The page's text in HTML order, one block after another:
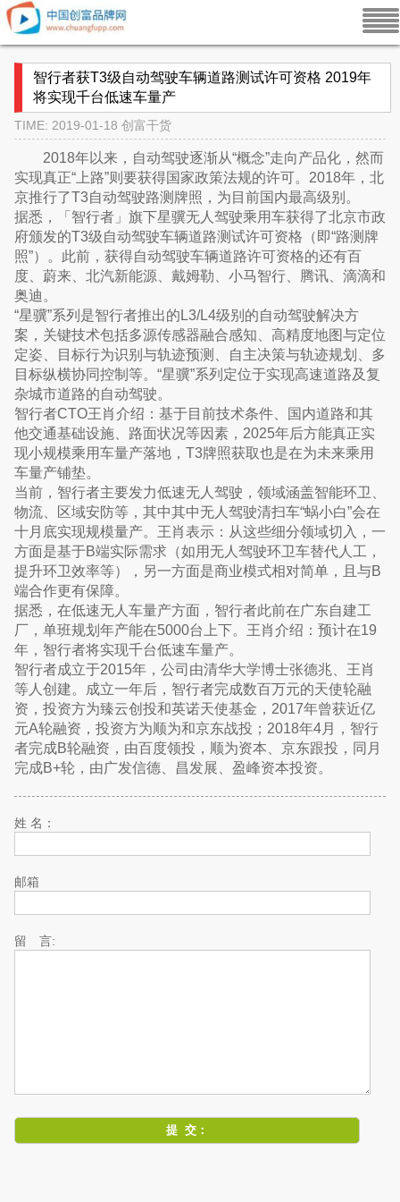
智行者获T3级自动驾驶车辆道路测试许可资格 2019年
将实现千台低速车量产
TIME: 2019-01-18 创富干货
2018年以来，自动驾驶逐渐从“概念”走向产品化，然而
实现真正“上路”则要获得国家政策法规的许可。2018年，北
京推行了T3自动驾驶路测牌照，为目前国内最高级别。
据悉，「智行者」旗下星骥无人驾驶乘用车获得了北京市政
府颁发的T3级自动驾驶车辆道路测试许可资格（即“路测牌
照”）。此前，获得自动驾驶车辆道路许可资格的还有百
度、蔚来、北汽新能源、戴姆勒、小马智行、腾讯、滴滴和
奥迪。
“星骥”系列是智行者推出的L3/L4级别的自动驾驶解决方
案，关键技术包括多源传感器融合感知、高精度地图与定位
定姿、目标行为识别与轨迹预测、自主决策与轨迹规划、多
目标纵横协同控制等。“星骥”系列定位于实现高速道路及复
杂城市道路的自动驾驶。
智行者CTO王肖介绍：基于目前技术条件、国内道路和其
他交通基础设施、路面状况等因素，2025年后方能真正实
现小规模乘用车量产落地，T3牌照获取也是在为未来乘用
车量产铺垫。
当前，智行者主要发力低速无人驾驶，领域涵盖智能环卫、
物流、区域安防等，其中其中无人驾驶清扫车“蜗小白”会在
十月底实现规模量产。王肖表示：从这些细分领域切入，一
方面是基于B端实际需求（如用无人驾驶环卫车替代人工，
提升环卫效率等），另一方面是商业模式相对简单，且与B
端合作更有保障。
据悉，在低速无人车量产方面，智行者此前在广东自建工
厂，单班规划年产能在5000台上下。王肖介绍：预计在19
年，智行者将实现千台低速车量产。
智行者成立于2015年，公司由清华大学博士张德兆、王肖
等人创建。成立一年后，智行者完成数百万元的天使轮融
资，投资方为臻云创投和英诺天使基金，2017年曾获近亿
元A轮融资，投资方为顺为和京东战投；2018年4月，智行
者完成B轮融资，由百度领投，顺为资本、京东跟投，同月
完成B+轮，由广发信德、昌发展、盈峰资本投资。
姓 名：
邮箱
留 言: